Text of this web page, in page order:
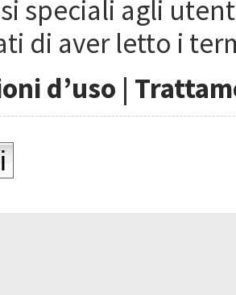
speciali agli
di aver letto i
d’uso |